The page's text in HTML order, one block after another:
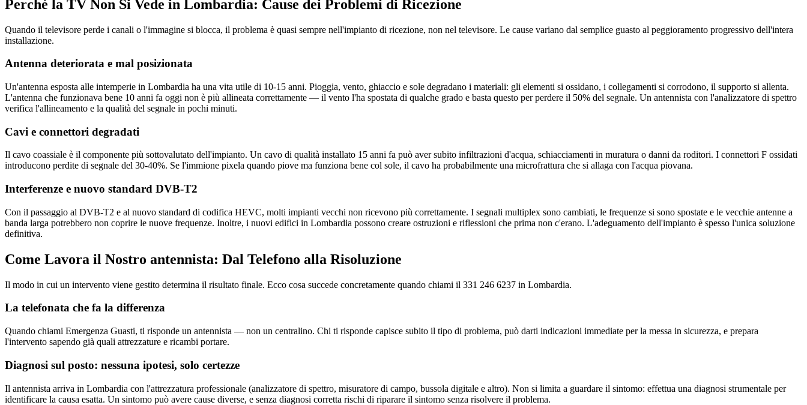
Perché la TV Non Si Vede in Lombardia: Cause dei Problemi di Ricezione
Quando il televisore perde i canali o l'immagine si blocca, il problema è quasi sempre nell'impianto di ricezione, non nel televisore. Le cause variano dal semplice guasto al peggioramento progressivo dell'intera
installazione.
Antenna deteriorata e mal posizionata
Un'antenna esposta alle intemperie in Lombardia ha una vita utile di 10-15 anni. Pioggia, vento, ghiaccio e sole degradano i materiali: gli elementi si ossidano, i collegamenti si corrodono, il supporto si allenta.
L'antenna che funzionava bene 10 anni fa oggi non è più allineata correttamente — il vento l'ha spostata di qualche grado e basta questo per perdere il 50% del segnale. Un antennista con l'analizzatore di spettro
verifica l'allineamento e la qualità del segnale in pochi minuti.
Cavi e connettori degradati
Il cavo coassiale è il componente più sottovalutato dell'impianto. Un cavo di qualità installato 15 anni fa può aver subito infiltrazioni d'acqua, schiacciamenti in muratura o danni da roditori. I connettori F ossidati
introducono perdite di segnale del 30-40%. Se l'immione pixela quando piove ma funziona bene col sole, il cavo ha probabilmente una microfrattura che si allaga con l'acqua piovana.
Interferenze e nuovo standard DVB-T2
Con il passaggio al DVB-T2 e al nuovo standard di codifica HEVC, molti impianti vecchi non ricevono più correttamente. I segnali multiplex sono cambiati, le frequenze si sono spostate e le vecchie antenne a
banda larga potrebbero non coprire le nuove frequenze. Inoltre, i nuovi edifici in Lombardia possono creare ostruzioni e riflessioni che prima non c'erano. L'adeguamento dell'impianto è spesso l'unica soluzione
definitiva.
Come Lavora il Nostro antennista: Dal Telefono alla Risoluzione
Il modo in cui un intervento viene gestito determina il risultato finale. Ecco cosa succede concretamente quando chiami il 331 246 6237 in Lombardia.
La telefonata che fa la differenza
Quando chiami Emergenza Guasti, ti risponde un antennista — non un centralino. Chi ti risponde capisce subito il tipo di problema, può darti indicazioni immediate per la messa in sicurezza, e prepara
l'intervento sapendo già quali attrezzature e ricambi portare.
Diagnosi sul posto: nessuna ipotesi, solo certezze
Il antennista arriva in Lombardia con l'attrezzatura professionale (analizzatore di spettro, misuratore di campo, bussola digitale e altro). Non si limita a guardare il sintomo: effettua una diagnosi strumentale per
identificare la causa esatta. Un sintomo può avere cause diverse, e senza diagnosi corretta rischi di riparare il sintomo senza risolvere il problema.